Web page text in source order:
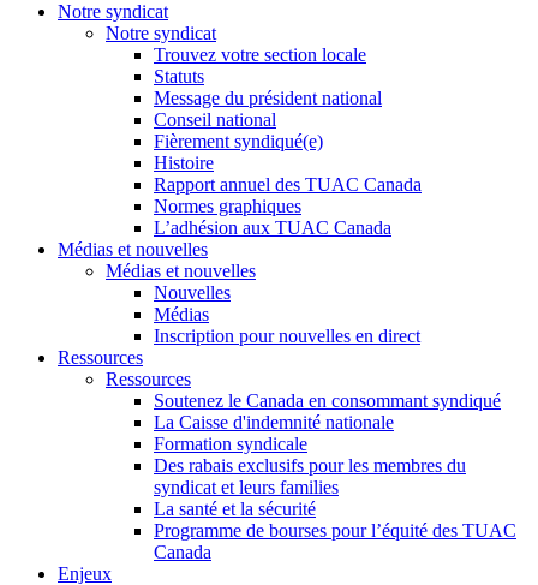
Notre syndicat
Notre syndicat
Trouvez votre section locale
Statuts
Message du président national
Conseil national
Fièrement syndiqué(e)
Histoire
Rapport annuel des TUAC Canada
Normes graphiques
L’adhésion aux TUAC Canada
Médias et nouvelles
Médias et nouvelles
Nouvelles
Médias
Inscription pour nouvelles en direct
Ressources
Ressources
Soutenez le Canada en consommant syndiqué
La Caisse d'indemnité nationale
Formation syndicale
Des rabais exclusifs pour les membres du
syndicat et leurs families
La santé et la sécurité
Programme de bourses pour l’équité des TUAC
Canada
Enjeux